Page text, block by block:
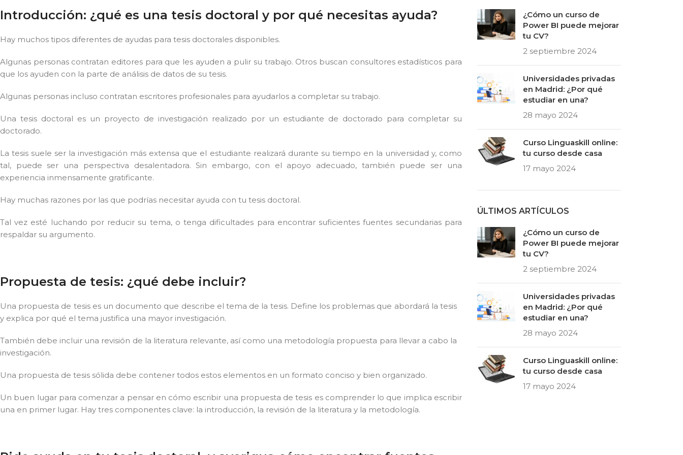
Introducción: ¿qué es una tesis doctoral y por qué necesitas ayuda?
Hay muchos tipos diferentes de ayudas para tesis doctorales disponibles.
Algunas personas contratan editores para que les ayuden a pulir su trabajo. Otros buscan consultores estadísticos para
que los ayuden con la parte de análisis de datos de su tesis.
Algunas personas incluso contratan escritores profesionales para ayudarlos a completar su trabajo.
Una tesis doctoral es un proyecto de investigación realizado por un estudiante de doctorado para completar su
doctorado.
La tesis suele ser la investigación más extensa que el estudiante realizará durante su tiempo en la universidad y, como
tal, puede ser una perspectiva desalentadora. Sin embargo, con el apoyo adecuado, también puede ser una
experiencia inmensamente gratificante.
Hay muchas razones por las que podrías necesitar ayuda con tu tesis doctoral.
Tal vez esté luchando por reducir su tema, o tenga dificultades para encontrar suficientes fuentes secundarias para
respaldar su argumento.
Propuesta de tesis: ¿qué debe incluir?
Una propuesta de tesis es un documento que describe el tema de la tesis. Define los problemas que abordará la tesis
y explica por qué el tema justifica una mayor investigación.
También debe incluir una revisión de la literatura relevante, así como una metodología propuesta para llevar a cabo la
investigación.
Una propuesta de tesis sólida debe contener todos estos elementos en un formato conciso y bien organizado.
Un buen lugar para comenzar a pensar en cómo escribir una propuesta de tesis es comprender lo que implica escribir
una en primer lugar. Hay tres componentes clave: la introducción, la revisión de la literatura y la metodología.
¿Cómo un curso de
Power BI puede mejorar
tu CV?
2 septiembre 2024
Universidades privadas
en Madrid: ¿Por qué
estudiar en una?
28 mayo 2024
Curso Linguaskill online:
tu curso desde casa
17 mayo 2024
ÚLTIMOS ARTÍCULOS
¿Cómo un curso de
Power BI puede mejorar
tu CV?
2 septiembre 2024
Universidades privadas
en Madrid: ¿Por qué
estudiar en una?
28 mayo 2024
Curso Linguaskill online:
tu curso desde casa
17 mayo 2024